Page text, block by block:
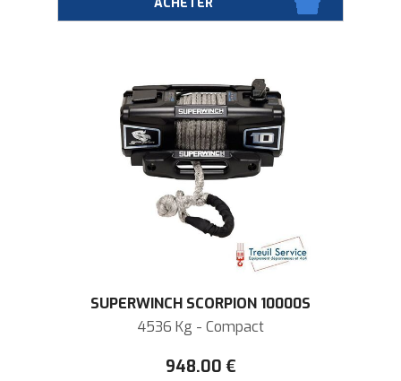
SUPERWINCH SCORPION 10000S
4536 Kg - Compact
948.00 €